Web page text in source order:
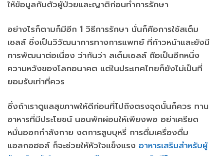
ให้ข้อมูลกับตัวผู้ป่วยและญาติก่อนทำการรักษา
อย่างไรก็ตามก็มีอีก 1 วิธีการรักษา นั่นก็คือการใช้สเต็ม
เซลล์ ซึ่งเป็นวิวัฒนาการทางการแพทย์ ที่ก้าวหน้าและยังมี
การพัฒนาต่อเนื่อง ว่ากันว่า สเต็มเซลล์ ถือเป็นอีกหนึ่ง
ความหวังของโลกอนาคต แต่ในประเทศไทยก็ยังไม่เป็นที่
ยอมรับเท่าที่ควร
ซึ่งถ้าเราดูแลสุขภาพให้ดีก่อนที่ไปถึงตรงจุดนั้นก็ควร ทาน
อาหารที่มีประโยชน์ นอนพักผ่อนให้เพียงพอ อย่าเครียด
หมั่นออกกำลังกาย งดการสูบบุหรี่ การดื่มเครื่องดื่ม
แอลกอฮอล์ ก็จะช่วยให้หัวใจแข็งแรง อาหารเสริมสำหรับผู้